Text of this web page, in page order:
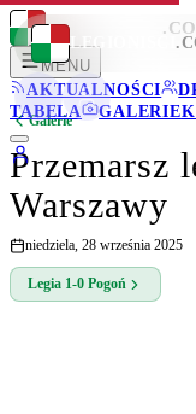
LEGIONISCI
MENU
AKTUALNOŚCI
TABELA
GALERIE
LEGIONISCI
Galerie
Przemarsz
Warszawy
niedziela, 28 września 2025
Legia 1-0 Pogoń